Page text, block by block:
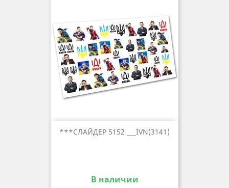
***СЛАЙДЕР 5152 ___IVN(3141)
В наличии